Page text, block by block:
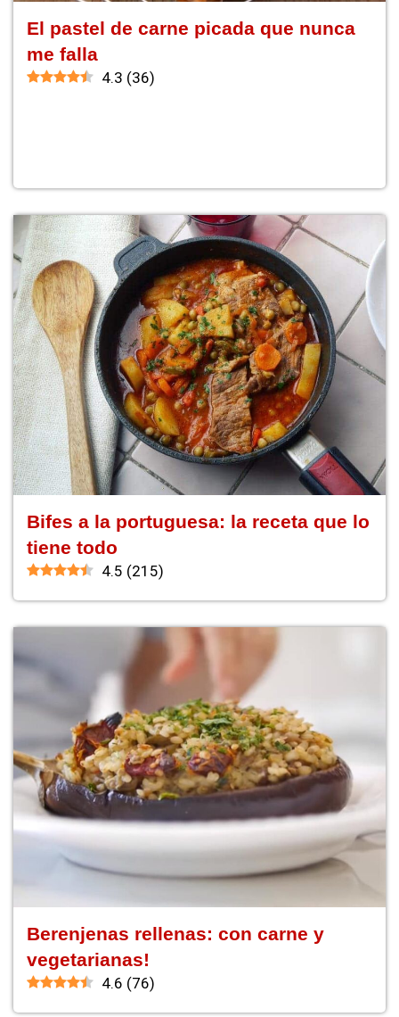
El pastel de carne picada que nunca
me falla
4.3 (36)
Bifes a la portuguesa: la receta que lo
tiene todo
4.5 (215)
Berenjenas rellenas: con carne y
vegetarianas!
4.6 (76)